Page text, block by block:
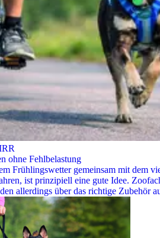
ohne Fehlbelastung
Frühlingswetter gemeinsam mit dem
ist prinzipiell eine gute Idee.
allerdings über das richtige Zubehör